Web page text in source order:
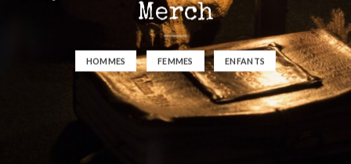
Merch
HOMMES FEMMES ENFANTS